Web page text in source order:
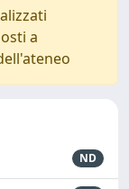
a
ND